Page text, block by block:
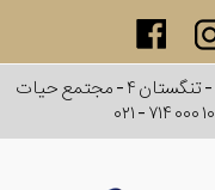
آدرس: تهران - خ پاسداران - رو به روی اقدسیه - تنگستان ۴ - مجتمع حیات
۰۲۱ - ۷۱۴ ۰۰۰ ۱۰